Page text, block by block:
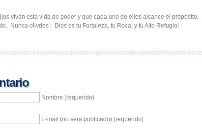
vivan esta vida de poder y que cada uno de ellos alcance el proposito,
Nunca olivdes : Dios es tu Fortaleza, tu Roca, y tu Alto Refugio!
Nombre (requerido)
E-mail (no sera publicado) (requerido)